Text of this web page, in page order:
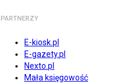
PARTNERZY
E-kiosk.pl
E-gazety.pl
Nexto.pl
Mała księgowość